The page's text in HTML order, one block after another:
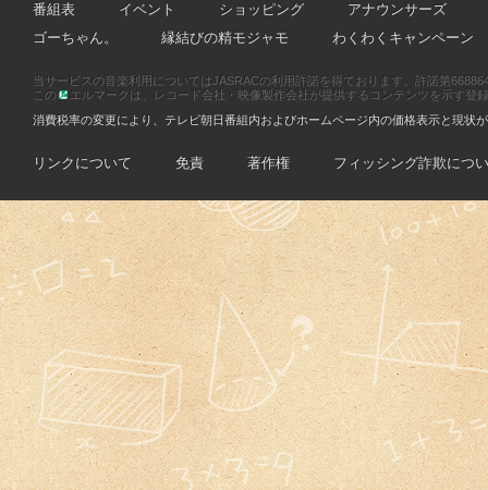
番組表 イベント ショッピング
アナウンサーズ
ゴーちゃん。
縁結びの精モジャモ わくわくキャンペーン
当サービスの音楽利用についてはJASRACの利用許諾を得ております。許諾第
この
エルマークは、レコード会社・映像製作会社が提供するコンテンツを示す登
消費税率の変更により、テレビ朝日番組内およびホームページ内の価格表示と現状
リンクについて 免責 著作権 フィッシング詐欺につ